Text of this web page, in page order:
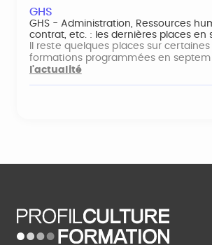
GHS
GHS - Administration, Ressources
contrat, etc. : les dernières places en
Il reste quelques places sur
formations programmées en
l'actualité